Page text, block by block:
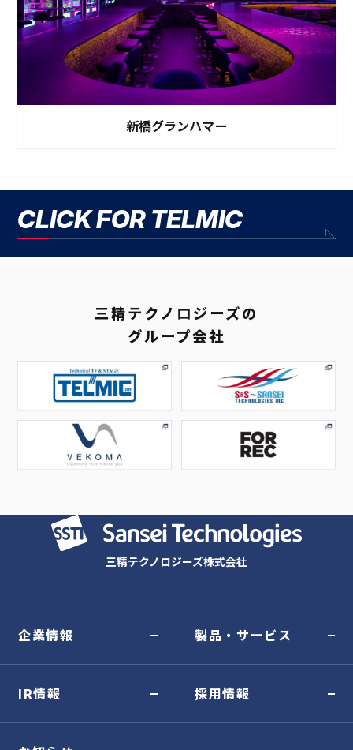
新橋グランハマー
CLICK FOR TELMIC
三精テクノロジーズの
グループ会社
三精テクノロジーズ株式会社
企業情報 製品・サービス
IR情報 採用情報